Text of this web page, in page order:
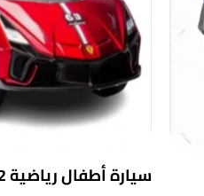
سيارة أطفال رياضية 2 مواطير